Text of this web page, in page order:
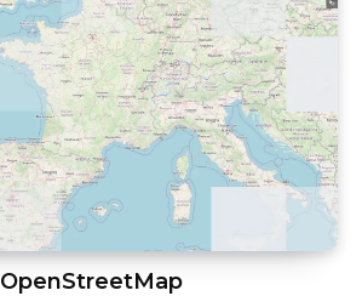
OpenStreetMap